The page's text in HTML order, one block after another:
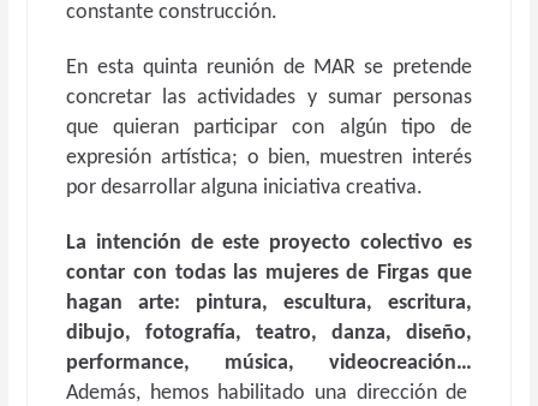
constante construcción.
En esta quinta reunión de MAR se pretende
concretar las actividades y sumar personas
que quieran participar con algún tipo de
expresión artística; o bien, muestren interés
por desarrollar alguna iniciativa creativa.
La intención de este proyecto colectivo es
contar con todas las mujeres de Firgas que
hagan arte: pintura, escultura, escritura,
dibujo, fotografía, teatro, danza, diseño,
performance, música, videocreación…
Además, hemos habilitado una dirección de